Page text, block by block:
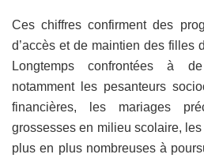
Ces chiffres confirment des
d’accès et de maintien des filles
Longtemps confrontées à
notamment les pesanteurs
financières, les mariages
grossesses en milieu scolaire,
plus en plus nombreuses à